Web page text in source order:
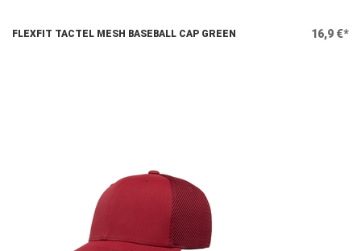
FLEXFIT TACTEL MESH BASEBALL CAP GREEN 16,9 €*